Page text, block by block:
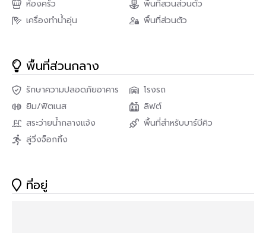
• ห้อง 1 ห้องนอน 1 ห้องน้ำ
• ชั้น 4
• อาคาร A
• เฟอร์นิเจอร์ครบพร้อมลากกระเป๋าเข้าอยู่ได้เลย
>>> ราคาเพียง 3.10 ล้านบาท <<<
🏊‍♀️ สระว่ายน้ำ
ห้องครัว
พื้นที่สวนส่วนตัว
เครื่องทำน้ำอุ่น
พื้นที่ส่วนตัว
พื้นที่ส่วนกลาง
รักษาความปลอดภัยอาคาร
โรงรถ
ยิม/ฟิตเนส
ลิฟต์
สระว่ายน้ำกลางแจ้ง
พื้นที่สำหรับบาร์บีคิว
ลู่วิ่งจ็อกกิ้ง
ที่อยู่